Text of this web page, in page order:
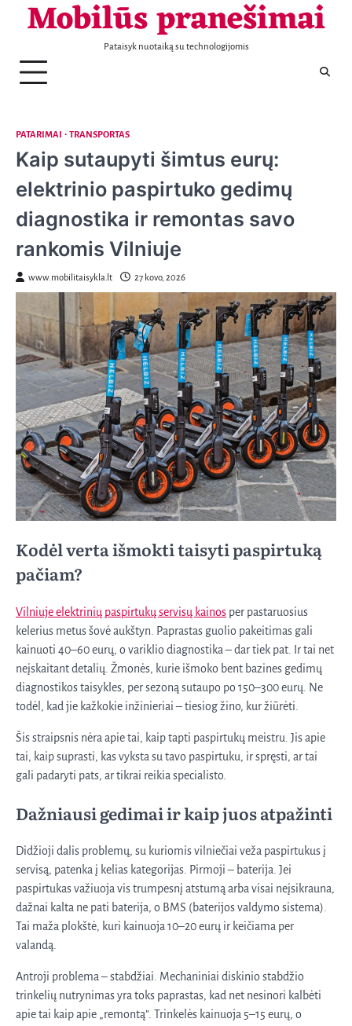
Mobilūs pranešimai
Pataisyk nuotaiką su technologijomis
turtas
PATARIMAI TRANSPORTAS
Kaip sutaupyti šimtus eurų:
elektrinio paspirtuko gedimų
diagnostika ir remontas savo
rankomis Vilniuje
www.mobilitaisykla.lt 27 kovo, 2026
Kodėl verta išmokti taisyti paspirtuką
pačiam?
Vilniuje elektrinių paspirtukų servisų kainos per pastaruosius
kelerius metus šovė aukštyn. Paprastas guolio pakeitimas gali
kainuoti 40–60 eurų, o variklio diagnostika – dar tiek pat. Ir tai net
neįskaitant detalių. Žmonės, kurie išmoko bent bazines gedimų
diagnostikos taisykles, per sezoną sutaupo po 150–300 eurų. Ne
todėl, kad jie kažkokie inžinieriai – tiesiog žino, kur žiūrėti.
Šis straipsnis nėra apie tai, kaip tapti paspirtukų meistru. Jis apie
tai, kaip suprasti, kas vyksta su tavo paspirtuku, ir spręsti, ar tai
gali padaryti pats, ar tikrai reikia specialisto.
Dažniausi gedimai ir kaip juos atpažinti
Didžioji dalis problemų, su kuriomis vilniečiai veža paspirtukus į
servisą, patenka į kelias kategorijas. Pirmoji – baterija. Jei
paspirtukas važiuoja vis trumpesnį atstumą arba visai neįsikrauna,
dažnai kalta ne pati baterija, o BMS (baterijos valdymo sistema).
Tai maža plokštė, kuri kainuoja 10–20 eurų ir keičiama per
valandą.
Antroji problema – stabdžiai. Mechaniniai diskinio stabdžio
trinkelių nutrynimas yra toks paprastas, kad net nesinori kalbėti
apie tai kaip apie „remontą”. Trinkelės kainuoja 5–15 eurų, o